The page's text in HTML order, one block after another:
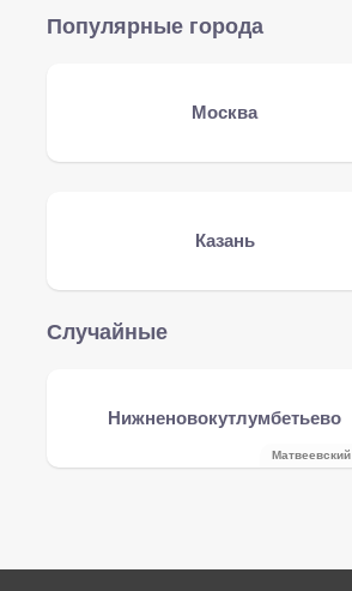
Популярные города
Москва
Казань
Случайные
Нижненовокутлумбетьево